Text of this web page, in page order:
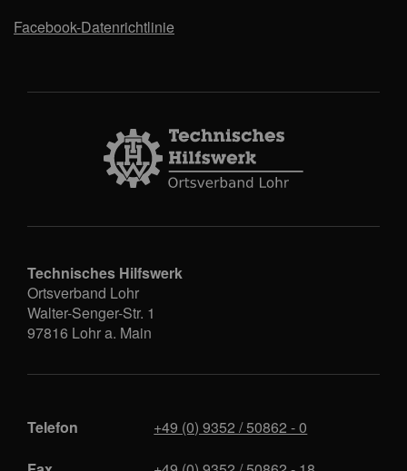
Facebook-Datenrichtlinie
Technisches Hilfswerk
Ortsverband Lohr
Walter-Senger-Str. 1
97816 Lohr a. Main
Telefon
+49 (0) 9352 / 50862 - 0